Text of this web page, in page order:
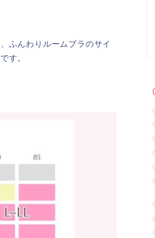
ふんわりルームブラのサイ
す。